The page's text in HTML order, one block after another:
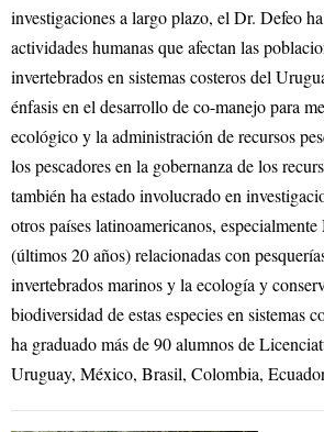
investigaciones a largo plazo, el Dr. Defeo
actividades humanas que afectan las
invertebrados en sistemas costeros del
énfasis en el desarrollo de co-manejo para
ecológico y la administración de recursos
los pescadores en la gobernanza de los
también ha estado involucrado en
otros países latinoamericanos,
(últimos 20 años) relacionadas con
invertebrados marinos y la ecología y
biodiversidad de estas especies en sistemas
ha graduado más de 90 alumnos de
Uruguay, México, Brasil, Colombia,